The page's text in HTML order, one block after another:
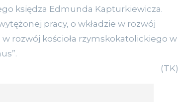
księdza Edmunda Kapturkiewicza.
pracy, o wkładzie w rozwój
rozwój kościoła rzymskokatolickiego w
(TK)